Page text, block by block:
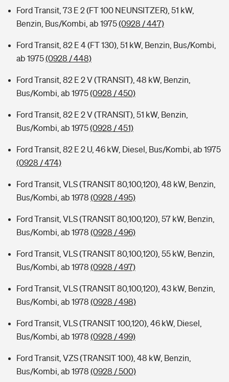
Ford Transit, 73 E 2 (FT 100 NEUNSITZER), 51 kW,
Benzin, Bus/Kombi, ab 1975(0928 / 447)
Ford Transit, 82 E 4 (FT 130), 51 kW, Benzin, Bus/Kombi,
ab 1975(0928 / 448)
Ford Transit, 82 E 2 V (TRANSIT), 48 kW, Benzin,
Bus/Kombi, ab 1975(0928 / 450)
Ford Transit, 82 E 2 V (TRANSIT), 51 kW, Benzin,
Bus/Kombi, ab 1975(0928 / 451)
Ford Transit, 82 E 2 U, 46 kW, Diesel, Bus/Kombi, ab 1975
(0928 / 474)
Ford Transit, VLS (TRANSIT 80,100,120), 48 kW, Benzin,
Bus/Kombi, ab 1978 (0928 / 495)
Ford Transit, VLS (TRANSIT 80,100,120), 57 kW, Benzin,
Bus/Kombi, ab 1978 (0928 / 496)
Ford Transit, VLS (TRANSIT 80,100,120), 55 kW, Benzin,
Bus/Kombi, ab 1978 (0928 / 497)
Ford Transit, VLS (TRANSIT 80,100,120), 43 kW, Benzin,
Bus/Kombi, ab 1978 (0928 / 498)
Ford Transit, VLS (TRANSIT 100,120), 46 kW, Diesel,
Bus/Kombi, ab 1978 (0928 / 499)
Ford Transit, VZS (TRANSIT 100), 48 kW, Benzin,
Bus/Kombi, ab 1978 (0928 / 500)